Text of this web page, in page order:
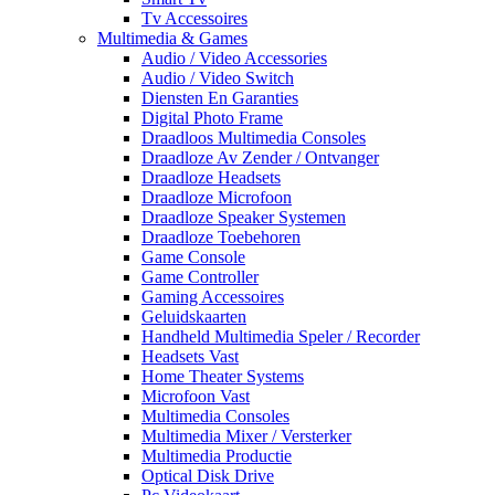
Tv Accessoires
Multimedia & Games
Audio / Video Accessories
Audio / Video Switch
Diensten En Garanties
Digital Photo Frame
Draadloos Multimedia Consoles
Draadloze Av Zender / Ontvanger
Draadloze Headsets
Draadloze Microfoon
Draadloze Speaker Systemen
Draadloze Toebehoren
Game Console
Game Controller
Gaming Accessoires
Geluidskaarten
Handheld Multimedia Speler / Recorder
Headsets Vast
Home Theater Systems
Microfoon Vast
Multimedia Consoles
Multimedia Mixer / Versterker
Multimedia Productie
Optical Disk Drive